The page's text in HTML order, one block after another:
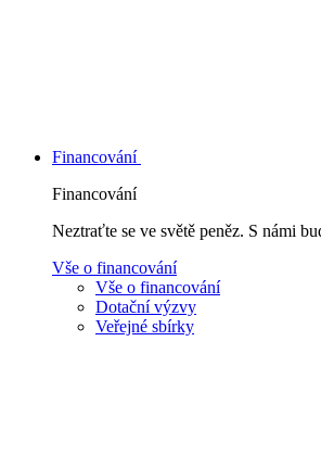
Financování
Financování
Neztraťte se ve světě peněz. S námi
Vše o financování
Vše o financování
Dotační výzvy
Veřejné sbírky